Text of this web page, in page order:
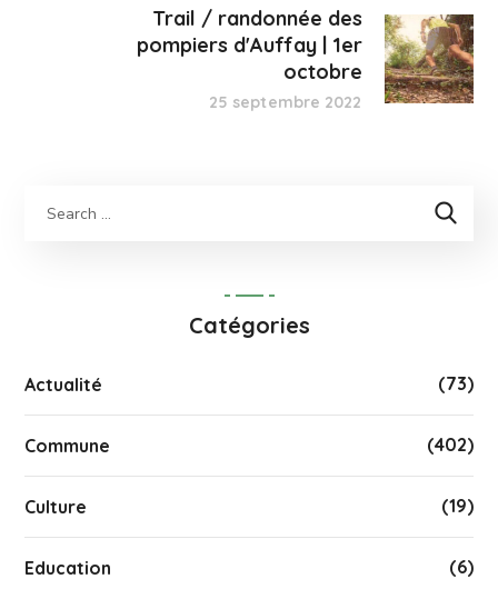
Trail / randonnée des
pompiers d'Auffay | 1er
octobre
25 septembre 2022
Catégories
Actualité (73)
Commune (402)
Culture (19)
Education (6)